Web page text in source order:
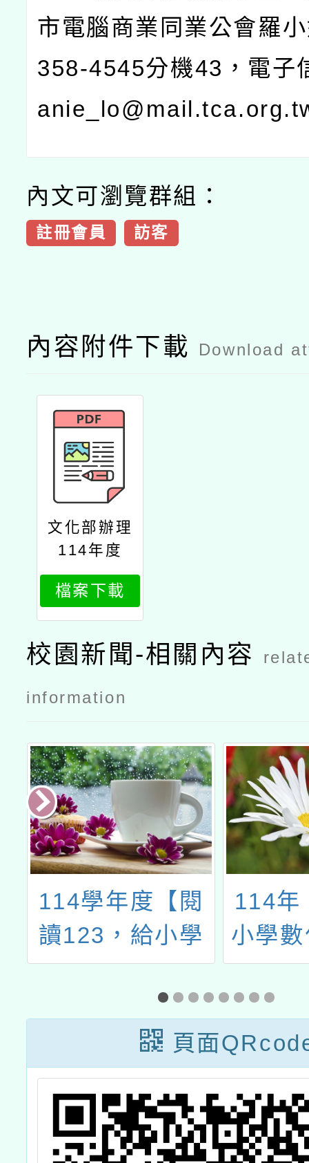
市電腦商業同業公會羅
358-4545分機43 ，電子
內文可瀏覽群組：
註冊會員 訪客
內容附件下載 Download
文化部辦理
114年度
「培育台語
家庭計畫」
台語教師研
習營公文
檔案下載
校園新聞-相關內容
information
114學年度【閱
讀123，給小學
生的經典第一
本】校園招募活
114年
小學
進方
能研
頁面